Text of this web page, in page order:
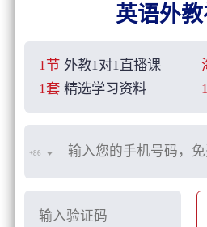
英语外
1节 外教1对1直播课
1套 精选学习资料
+86